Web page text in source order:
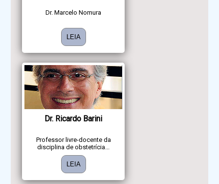
Dr. Marcelo Nomura
LEIA
Dr. Ricardo Barini
Professor livre-docente da
disciplina de obstetrícia...
LEIA